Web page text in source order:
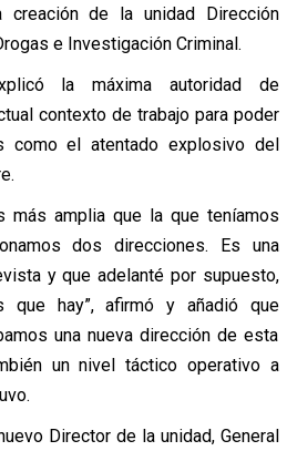
creación de la unidad Dirección
e Investigación Criminal.
la máxima autoridad de
contexto de trabajo para poder
como el atentado explosivo del
más amplia que la que teníamos
dos direcciones. Es una
y que adelanté por supuesto,
que hay”, afirmó y añadió que
una nueva dirección de esta
un nivel táctico operativo a
Director de la unidad, General